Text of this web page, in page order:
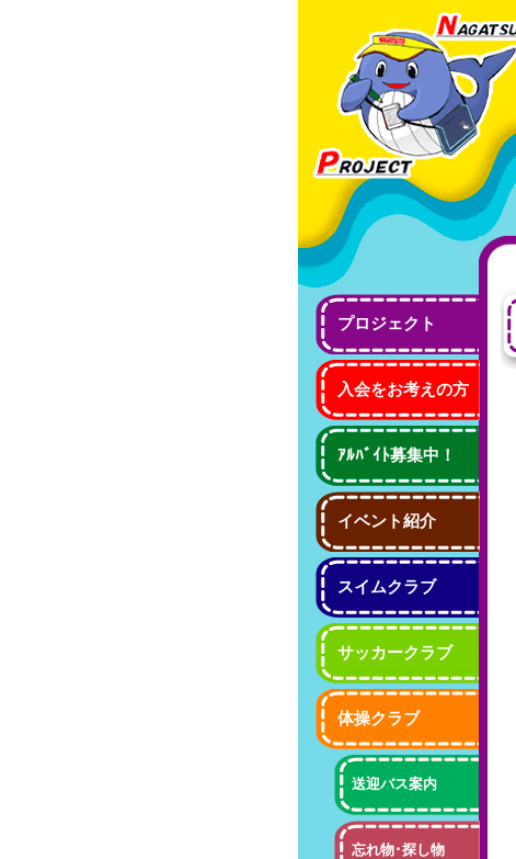
プロジェクト
入会をお考えの方
ｱﾙﾊﾞｲﾄ募集中！
イベント紹介
スイムクラブ
サッカークラブ
体操クラブ
送迎バス案内
忘れ物･探し物